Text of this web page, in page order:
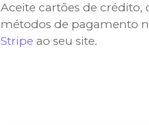
Aceite cartões de
métodos de pagamento
Stripe ao seu site.